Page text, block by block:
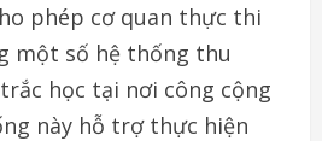
phép cơ quan thực thi
một số hệ thống thu
học tại nơi công cộng
này hỗ trợ thực hiện